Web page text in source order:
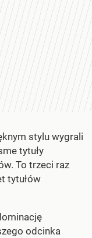
stylu wygrali
tytuły
To trzeci raz
tytułów
odcinka